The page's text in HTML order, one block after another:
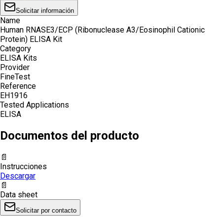
Solicitar información
Name
Human RNASE3/ECP (Ribonuclease A3/Eosinophil Cationic
Protein) ELISA Kit
Category
ELISA Kits
Provider
FineTest
Reference
EH1916
Tested Applications
ELISA
Documentos del producto
📄
Instrucciones
Descargar
📄
Data sheet
Solicitar por contacto